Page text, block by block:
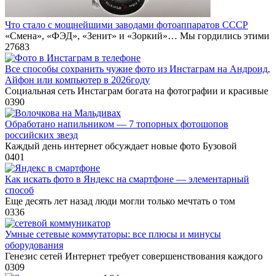
Что стало с мощнейшими заводами фотоаппаратов СССР
«Смена», «ФЭД», «Зенит» и «Зоркий»… Мы гордились этими
27683
Все способы сохранить чужие фото из Инстаграм на Андроид,
Айфон или компьютер в 2026году
Социальная сеть Инстаграм богата на фотографии и красивые
0390
Обработано напильником — 7 топорных фотошопов
российских звезд
Каждый день интернет обсуждает новые фото Бузовой
0401
Как искать фото в Яндекс на смартфоне — элементарный
способ
Еще десять лет назад люди могли только мечтать о том
0336
Умные сетевые коммутаторы: все плюсы и минусы
оборудования
Генезис сетей Интернет требует совершенствования каждого
0309